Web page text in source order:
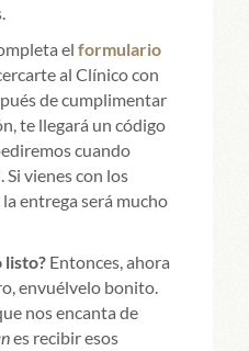
el formulario
al Clínico con
de cumplimentar
te llegará un código
cuando
Si vienes con los
entrega será mucho
listo?Entonces, ahora
envuélvelo bonito.
nos encanta de
es recibir esos